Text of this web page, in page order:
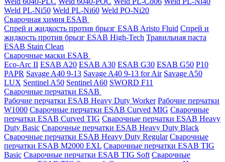
Weld PL-Ni50 Weld PL-Ni60 Weld PO-Ni20
Сварочная химия ESAB
Спрей и жидкость против брызг ESAB Aristo Fluid Спрей и
жидкость против брызг ESAB High-Tech Травильная паста
ESAB Stain Clean
Сварочные маски ESAB
Eco-Arc II ESAB A20 ESAB A30 ESAB G30 ESAB G50 P10
PAPR Savage A40 9-13 Savage A40 9-13 for Air Savage A50
LUX Sentinel A50 Sentinel A60 SWORD F11
Сварочные перчатки ESAB
Рабочие перчатки ESAB Heavy Duty Worker Рабочие перчатки
W1000 Сварочные перчатки ESAB Curved MIG Сварочные
перчатки ESAB Curved TIG Сварочные перчатки ESAB Heavy
Duty Basic Сварочные перчатки ESAB Heavy Duty Black
Сварочные перчатки ESAB Heavy Duty Regular Сварочные
перчатки ESAB M2000 EXL Сварочные перчатки ESAB TIG
Basic Сварочные перчатки ESAB TIG Soft Сварочные